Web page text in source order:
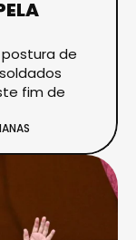
de
fim de